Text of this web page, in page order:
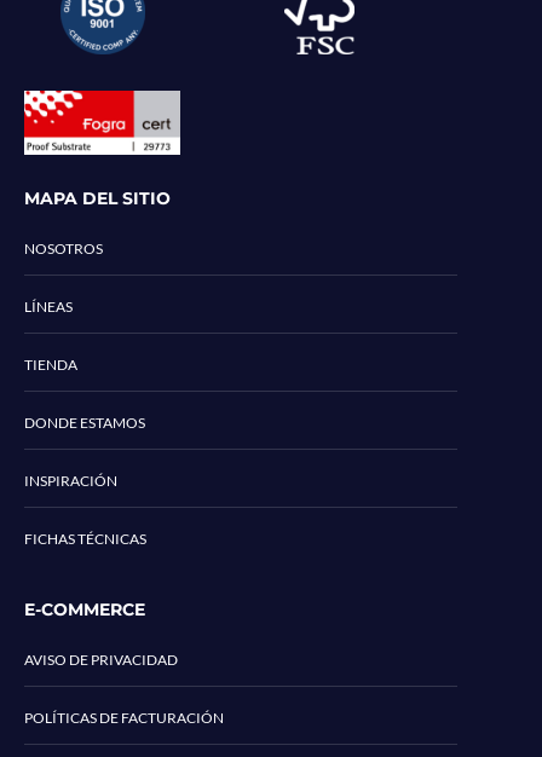
MAPA DEL SITIO
NOSOTROS
LÍNEAS
TIENDA
DONDE ESTAMOS
INSPIRACIÓN
FICHAS TÉCNICAS
E-COMMERCE
AVISO DE PRIVACIDAD
POLÍTICAS DE FACTURACIÓN